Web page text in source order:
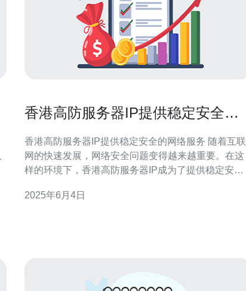
香港高防服务器IP提供稳定安全的
香港高防服务器IP提供稳定安全的网络服务 随着互联
网的快速发展，网络安全问题变得越来越重要。在这
样的环境下，香港高防服务器IP成为了提供稳定安全
强大防御能力的服务器，可以有效抵御各种网络攻
2025年6月4日